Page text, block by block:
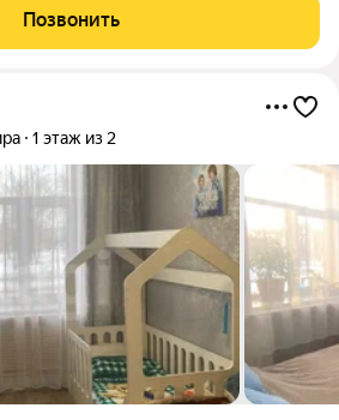
теплый, надежный и с
Позвонить
1 этаж из 2